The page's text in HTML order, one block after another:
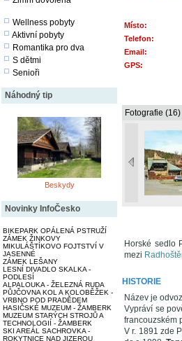
Wellness pobyty
Aktivní pobyty
Romantika pro dva
S dětmi
Senioři
Náhodný tip
Beskydy
Novinky InfoČesko
BIKEPARK OPÁLENÁ PSTRUŽÍ
ZÁMEK ŽINKOVY
MIKULÁŠTÍKOVO FOJTSTVÍ V
JASENNÉ
ZÁMEK LEŠANY
LESNÍ DIVADLO SKALKA -
PODLESÍ
ALPALOUKA - ŽELEZNÁ RUDA
PŮJČOVNA KOL A KOLOBĚŽEK -
VRBNO POD PRADĚDEM
HASIČSKÉ MUZEUM - ŽAMBERK
MUZEUM STARÝCH STROJŮ A
TECHNOLOGIÍ - ŽAMBERK
SKI AREÁL SACHROVKA -
ROKYTNICE NAD JIZEROU
Místo:
Telefon:
Email:
GPS:
Fotografie (16)
Horské sedlo
mezi
HISTORIE
Název je
Vypráví se
francouzském
V r. 1891 zde